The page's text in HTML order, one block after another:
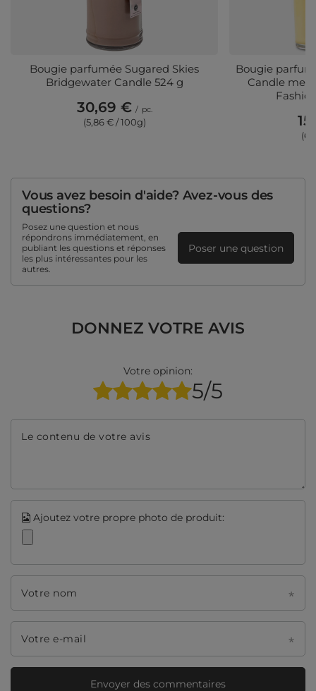
Bougie parfumée Sugared Skies
Bridgewater Candle 524 g
30,69 € / pc.
(5,86 € / 100g)
Bougie
Candle
Vous avez besoin d'aide? Avez-vous des
questions?
Posez une question et nous
répondrons immédiatement, en
publiant les questions et réponses
les plus intéressantes pour les
autres.
Poser une question
DONNEZ VOTRE AVIS
Votre opinion:
5/5
Le contenu de votre avis
Ajoutez votre propre photo de produit:
Votre nom
Votre e-mail
Envoyer des commentaires